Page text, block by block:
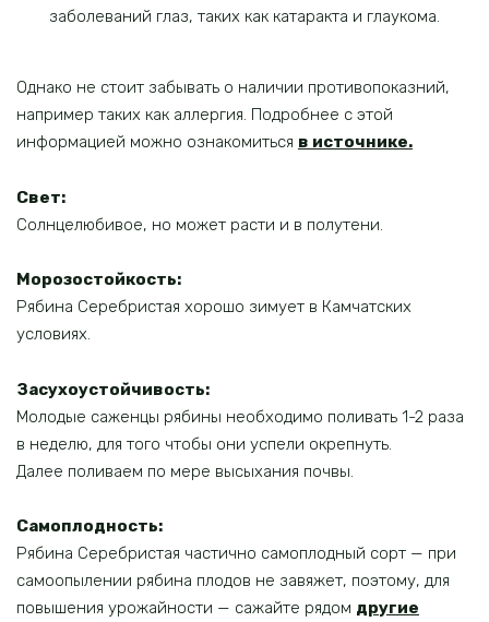
заболеваний глаз, таких как катаракта и глаукома.
Однако не стоит забывать о наличии противопоказний,
например таких как аллергия. Подробнее с этой
информацией можно ознакомиться в источнике.
Свет:
Солнцелюбивое, но может расти и в полутени.
Морозостойкость:
Рябина Серебристая хорошо зимует в Камчатских
условиях.
Засухоустойчивость:
Молодые саженцы рябины необходимо поливать 1-2 раза
в неделю, для того чтобы они успели окрепнуть.
Далее поливаем по мере высыхания почвы.
Самоплодность:
Рябина Серебристая частично самоплодный сорт — при
самоопылении рябина плодов не завяжет, поэтому, для
повышения урожайности — сажайте рядом другие